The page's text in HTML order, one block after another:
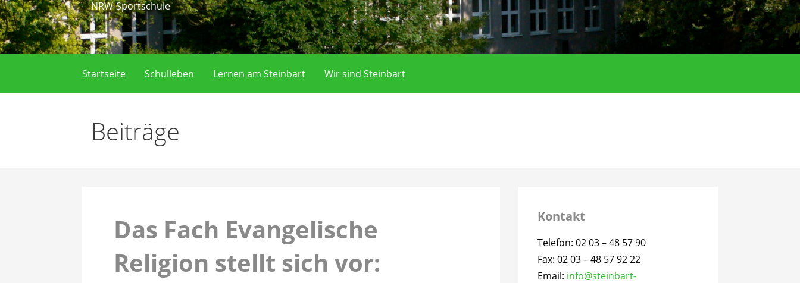
NRW-Sportschule
Startseite Schulleben Lernen am Steinbart Wir sind Steinbart
Beiträge
Das Fach Evangelische
Religion stellt sich vor:
Kontakt
Telefon: 02 03 – 48 57 90
Fax: 02 03 – 48 57 92 22
Email: info@steinbart-